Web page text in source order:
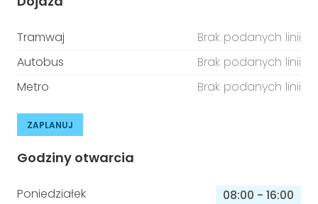
Tramwaj
Brak podanych linii
Autobus
Brak podanych linii
Metro
Brak podanych linii
ZAPLANUJ
Godziny otwarcia
Poniedziałek 08:00 - 16:00